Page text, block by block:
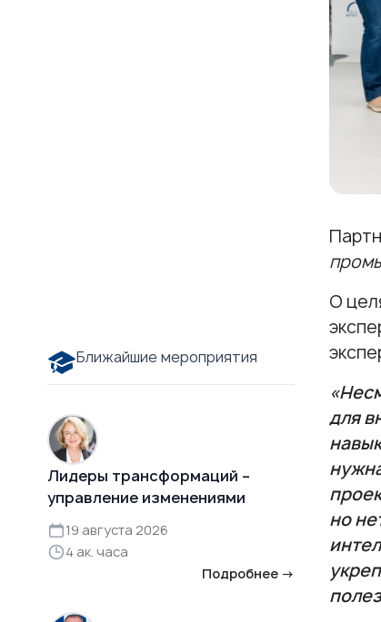
О
для
но
Ближайшие мероприятия
Лидеры трансформаций –
управление изменениями
19 августа 2026
4 ак. часа
Подробнее →